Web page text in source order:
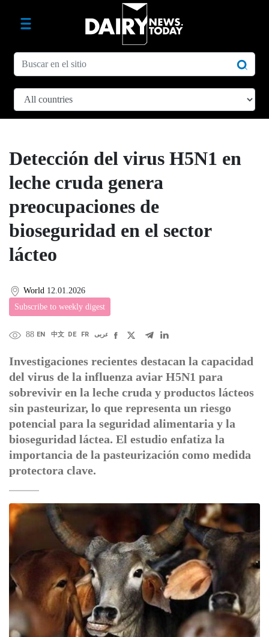
Detección del virus H5N1 en
leche cruda genera
preocupaciones de
bioseguridad en el sector
lácteo
World 12.01.2026
Subscribe to weekly digest
88 EN 中文 DE FR عربى
Investigaciones recientes destacan la capacidad
del virus de la influenza aviar H5N1 para
sobrevivir en la leche cruda y productos lácteos
sin pasteurizar, lo que representa un riesgo
potencial para la seguridad alimentaria y la
bioseguridad láctea. El estudio enfatiza la
importancia de la pasteurización como medida
protectora clave.